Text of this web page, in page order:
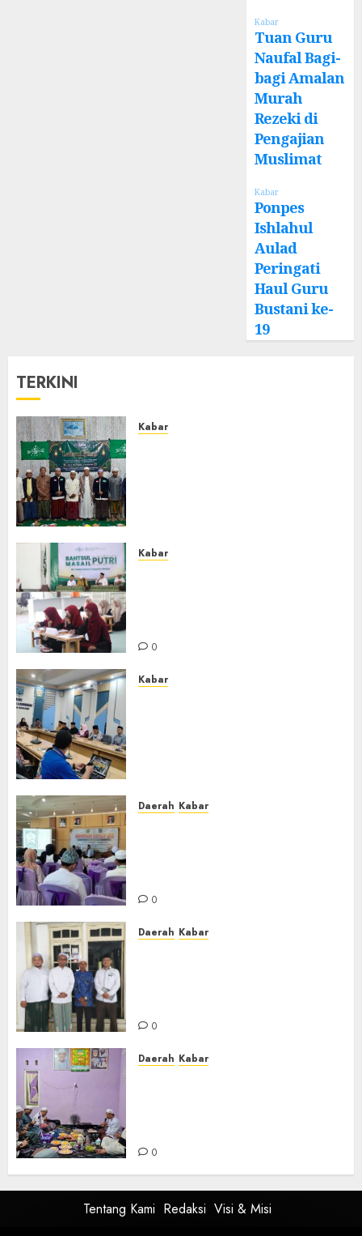
Kabar
Tuan Guru
Naufal Bagi-
bagi Amalan
Murah
Rezeki di
Pengajian
Muslimat
Kabar
Ponpes
Ishlahul
Aulad
Peringati
Haul Guru
Bustani ke-
19
TERKINI
Kabar
Kabar
0
Kabar
Daerah Kabar
0
Daerah Kabar
0
Daerah Kabar
0
Tentang Kami Redaksi Visi & Misi